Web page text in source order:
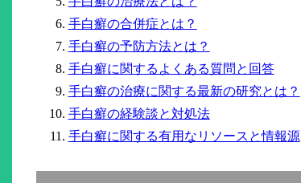
手白癬の合併症とは？
手白癬の予防方法とは？
手白癬に関するよくある質問と回答
手白癬の治療に関する最新の研究とは？
手白癬の経験談と対処法
手白癬に関する有用なリソースと情報源